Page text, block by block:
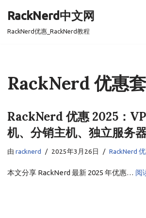
RackNerd中文网
RackNerd优惠_RackNerd教程
RackNerd 优惠
RackNerd 优惠 2025：
机、分销主机、独立服务
由 racknerd 2025年3月26日 RackNerd
本文分享 RackNerd 最新 2025 年优惠… 阅